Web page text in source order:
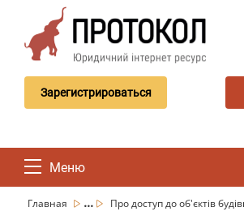
Зарегистрироваться
Меню
Главная ...
Про доступ до об'єктів